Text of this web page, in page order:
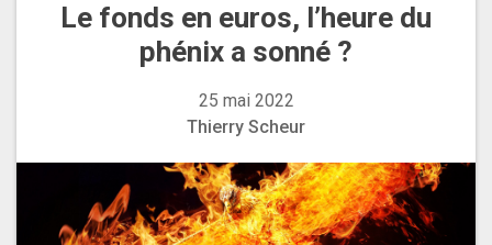
Le fonds en euros, l’heure du
phénix a sonné ?
25 mai 2022
Thierry Scheur